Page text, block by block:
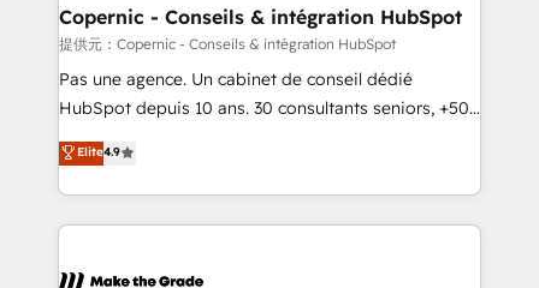
One company, one operating model, delivering
across offices and consulting teams in the UK, USA,
Canada, Germany, France, Belgium, Singapore, and
South Africa. Certified compliant with ISO/IEC
international offices and 175+ employees.
Copernic - Conseils & intégration HubSpot
提供元：Copernic - Conseils & intégration HubSpot
Pas une agence. Un cabinet de conseil dédié
HubSpot depuis 10 ans. 30 consultants seniors, +500
clients, un ROI mesurable. Notre mission : faire de
HubSpot un vrai levier de performance pour votre
organisation. Cela passe par la compréhension de
vos processus, la fiabilisation de vos données et
la plateforme. Nos domaines d'intervention : -
Elite4.9